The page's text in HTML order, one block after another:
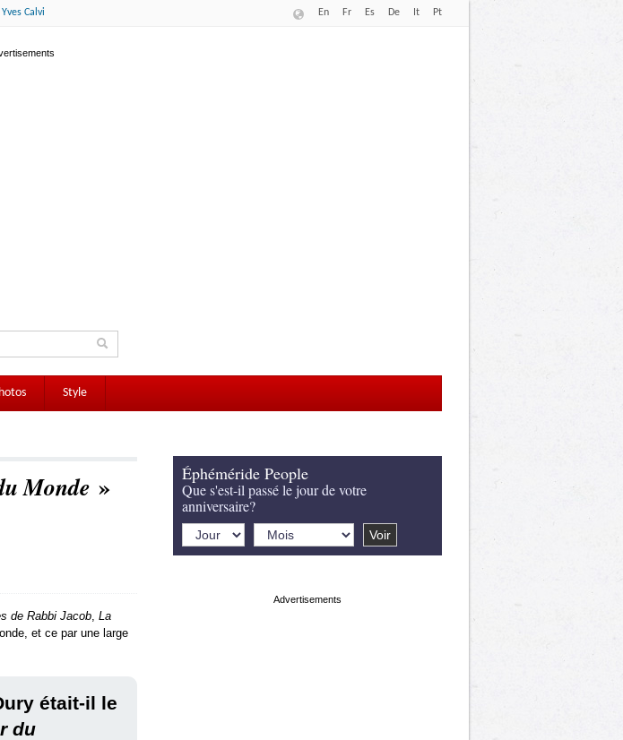
Yves Calvi En Fr Es De It Pt
Style
Monde »
de Rabbi Jacob La
et ce par une large
était-il le
du
Éphéméride People
Que s'est-il passé le jour de votre
anniversaire?